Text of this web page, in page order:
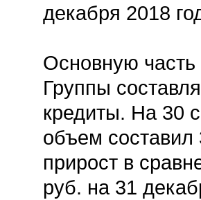
декабря 2018
Основную часть
Группы
кредиты. На 30
объем
прирост в
руб. на 31